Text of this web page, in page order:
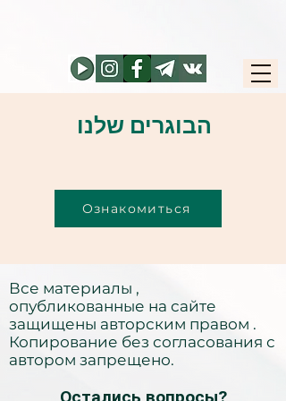
הבוגרים שלנו
Ознакомиться
Все материалы ,
опубликованные на сайте
защищены авторским правом .
Копирование без согласования с
автором запрещено.